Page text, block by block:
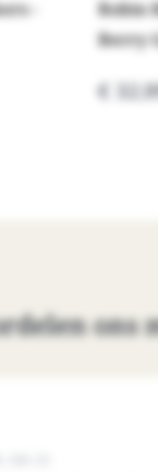
-
Robin
Berry
€
ons